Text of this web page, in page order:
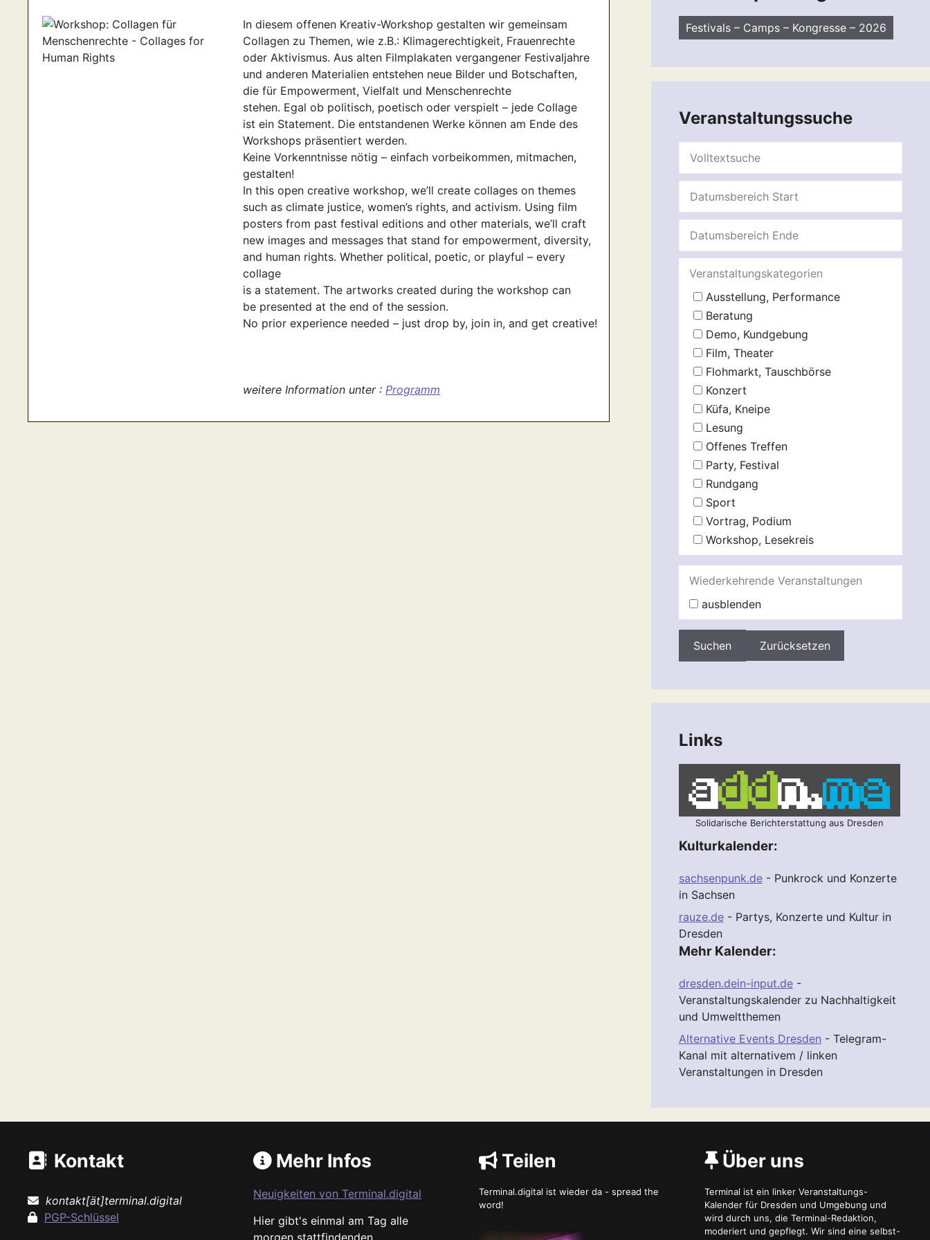
In diesem offenen Kreativ-Workshop gestalten wir gemeinsam
Collagen zu Themen, wie z.B.: Klimagerechtigkeit, Frauenrechte
oder Aktivismus. Aus alten Filmplakaten vergangener Festivaljahre
und anderen Materialien entstehen neue Bilder und Botschaften,
die für Empowerment, Vielfalt und Menschenrechte
stehen. Egal ob politisch, poetisch oder verspielt – jede Collage
ist ein Statement. Die entstandenen Werke können am Ende des
Workshops präsentiert werden.
Keine Vorkenntnisse nötig – einfach vorbeikommen, mitmachen,
gestalten!
In this open creative workshop, we’ll create collages on themes
such as climate justice, women’s rights, and activism. Using film
posters from past festival editions and other materials, we’ll craft
new images and messages that stand for empowerment, diversity,
and human rights. Whether political, poetic, or playful – every
collage
is a statement. The artworks created during the workshop can
be presented at the end of the session.
No prior experience needed – just drop by, join in, and get creative!
weitere Information unter : Programm
Festivals – Camps – Kongresse – 2026
Veranstaltungssuche
Veranstaltungskategorien
Ausstellung, Performance
Beratung
Demo, Kundgebung
Film, Theater
Flohmarkt, Tauschbörse
Konzert
Küfa, Kneipe
Lesung
Offenes Treffen
Party, Festival
Rundgang
Sport
Vortrag, Podium
Workshop, Lesekreis
Wiederkehrende Veranstaltungen
ausblenden
Zurücksetzen
Links
Solidarische Berichterstattung aus Dresden
Kulturkalender:
sachsenpunk.de- Punkrock und Konzerte
in Sachsen
rauze.de- Partys, Konzerte und Kultur in
Dresden
Mehr Kalender:
dresden.dein-input.de-
Veranstaltungskalender zu Nachhaltigkeit
und Umweltthemen
Alternative Events Dresden - Telegram-
Kanal mit alternativem / linken
Veranstaltungen in Dresden
Kontakt
kontakt[ät]terminal.digital
PGP-Schlüssel
Mehr Infos
Neuigkeiten von Terminal.digital
Hier gibt's einmal am Tag alle
morgen stattfindenden
Teilen
Terminal.digital ist wieder da - spread the
word!
Über uns
Terminal ist ein linker Veranstaltungs-
Kalender für Dresden und Umgebung und
wird durch uns, die Terminal-Redaktion,
moderiert und gepflegt. Wir sind eine selbst-